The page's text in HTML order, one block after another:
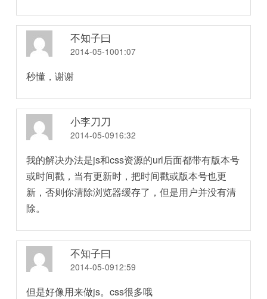
不知子曰
2014-05-1001:07
秒懂，谢谢
小李刀刀
2014-05-0916:32
我的解决办法是js和css资源的url后面都带有版本号
或时间戳，当有更新时，把时间戳或版本号也更
新，否则你清除浏览器缓存了，但是用户并没有清
除。
不知子曰
2014-05-0912:59
但是好像用来做js。css很多哦